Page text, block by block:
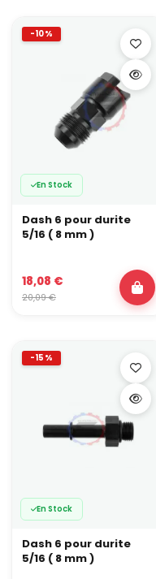
-10%
En Stock
Dash 6 pour durite
5/16 ( 8 mm )
18,08 €
20,09 €
-15%
En Stock
Dash 6 pour durite
5/16 ( 8 mm )